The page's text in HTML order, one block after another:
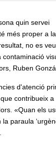
quin servei
més proper a
no es
Ruben
d'atenció
contribueix a
«Quan els
paraula